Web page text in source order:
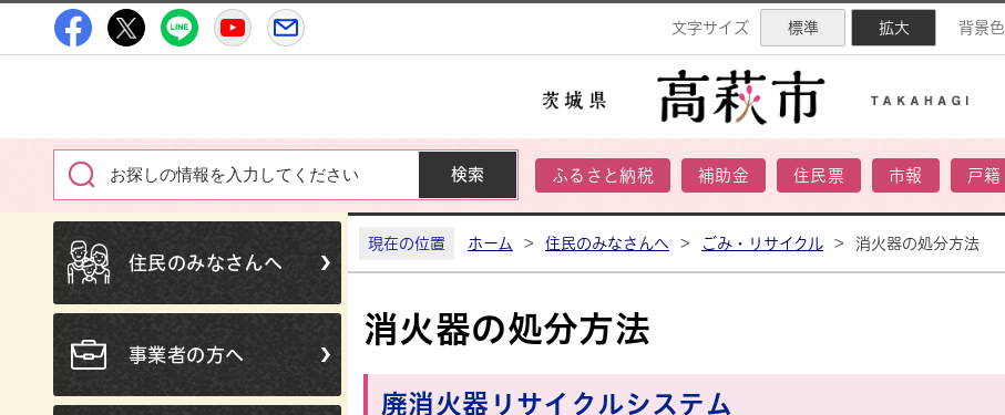
高萩市公式Facebook
高萩市公式X高萩市公式LINE
高萩市YouTube公式チャンネル 文字サイズ 標準 拡大 背景色
ふるさと納税 補助金 住民票 市報 戸籍
住民のみなさんへ
事業者の方へ
現在の位置 ホーム > 住民のみなさんへ > ごみ・リサイクル > 消火器の処分方法
消火器の処分方法
廃消火器リサイクルシステム